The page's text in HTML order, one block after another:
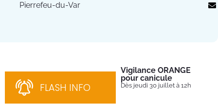
Pierrefeu-du-Var
FLASH INFO
Vigilance ORANGE
pour canicule
Dès jeudi 30 juillet à 12h